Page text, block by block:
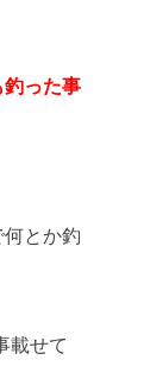
釣った事
とか釣
載せて